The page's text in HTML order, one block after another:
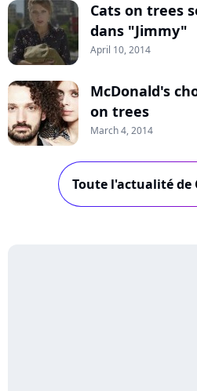
Cats on trees
dans "Jimmy"
April 10, 2014
McDonald's
on trees
March 4, 2014
Toute l'actualité de